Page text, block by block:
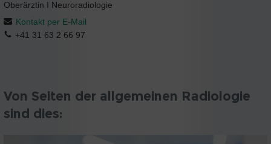
Oberärztin I Neuroradiologie
Kontakt per E-Mail
+41 31 63 2 66 97
Von Seiten der allgemeinen Radiologie
sind dies: